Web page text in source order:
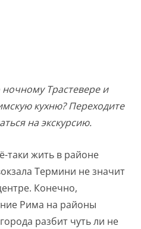
Трастевере и
кухню? Переходите
на экскурсию.
таки жить в районе
Термини не значит
Конечно,
Рима на районы
разбит чуть ли не